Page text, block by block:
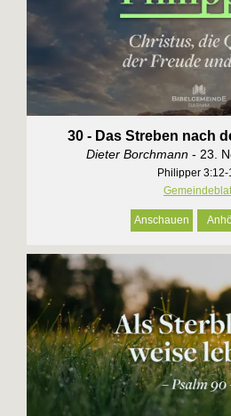
30 - Das Streben nach
Dieter Borchmann - 23.
Philipper 3:12-
Anschauen